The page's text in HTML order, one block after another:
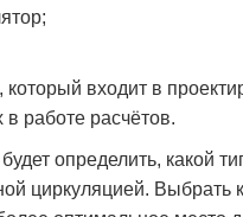
который входит в
работе расчётов.
определить, какой
циркуляцией. Выбрать